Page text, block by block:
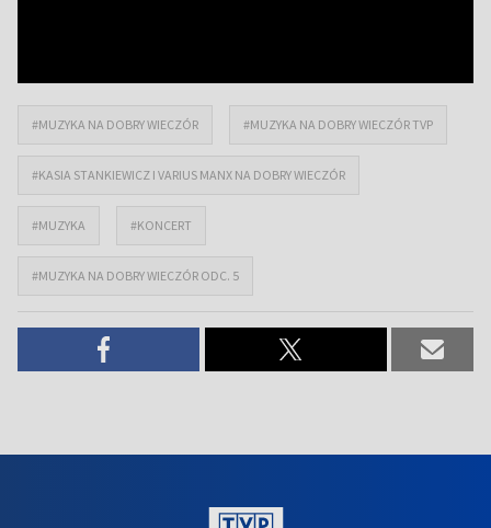
#MUZYKA NA DOBRY WIECZÓR #MUZYKA NA DOBRY WIECZÓR TVP
#KASIA STANKIEWICZ I VARIUS MANX NA DOBRY WIECZÓR
#MUZYKA #KONCERT
#MUZYKA NA DOBRY WIECZÓR ODC. 5